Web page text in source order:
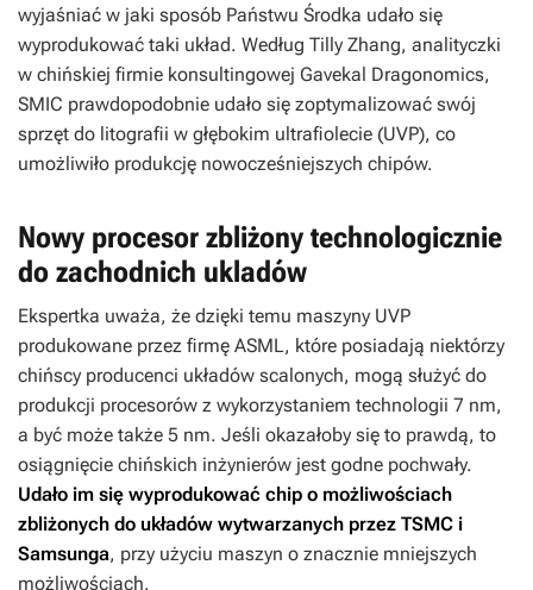
wyjaśniać w jaki sposób Państwu Środka udało się
wyprodukować taki układ. Według Tilly Zhang, analityczki
w chińskiej firmie konsultingowej Gavekal Dragonomics,
SMIC prawdopodobnie udało się zoptymalizować swój
sprzęt do litografii w głębokim ultrafiolecie (UVP), co
umożliwiło produkcję nowocześniejszych chipów.
Nowy procesor zbliżony technologicznie
do zachodnich ukladów
Ekspertka uważa, że dzięki temu maszyny UVP
produkowane przez firmę ASML, które posiadają niektórzy
chińscy producenci układów scalonych, mogą służyć do
produkcji procesorów z wykorzystaniem technologii 7 nm,
a być może także 5 nm. Jeśli okazałoby się to prawdą, to
osiągnięcie chińskich inżynierów jest godne pochwały.
Udało im się wyprodukować chip o możliwościach
zbliżonych do układów wytwarzanych przez TSMC i
Samsunga, przy użyciu maszyn o znacznie mniejszych
możliwościach.